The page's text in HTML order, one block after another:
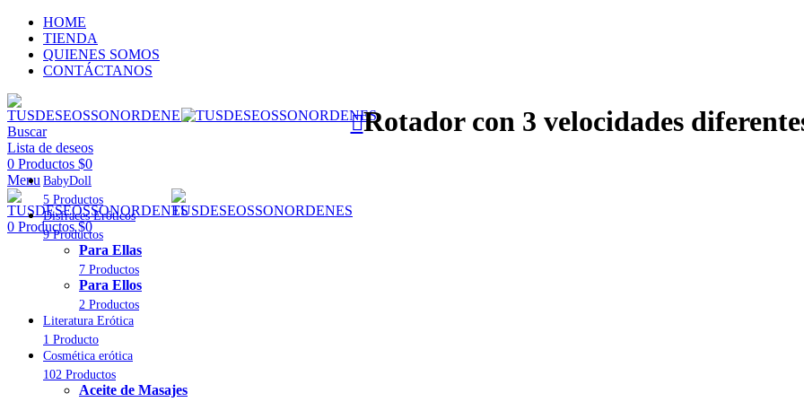
HOME
TIENDA
QUIENES SOMOS
CONTÁCTANOS
Buscar
Lista de deseos
0 Productos $0
Menu
0 Productos $0
Rotador con 3 velocidades
BabyDoll
5 Productos
Disfraces Eróticos
9 Productos
Para Ellas
7 Productos
Para Ellos
2 Productos
Literatura Erótica
1 Producto
Cosmética erótica
102 Productos
Aceite de Masajes